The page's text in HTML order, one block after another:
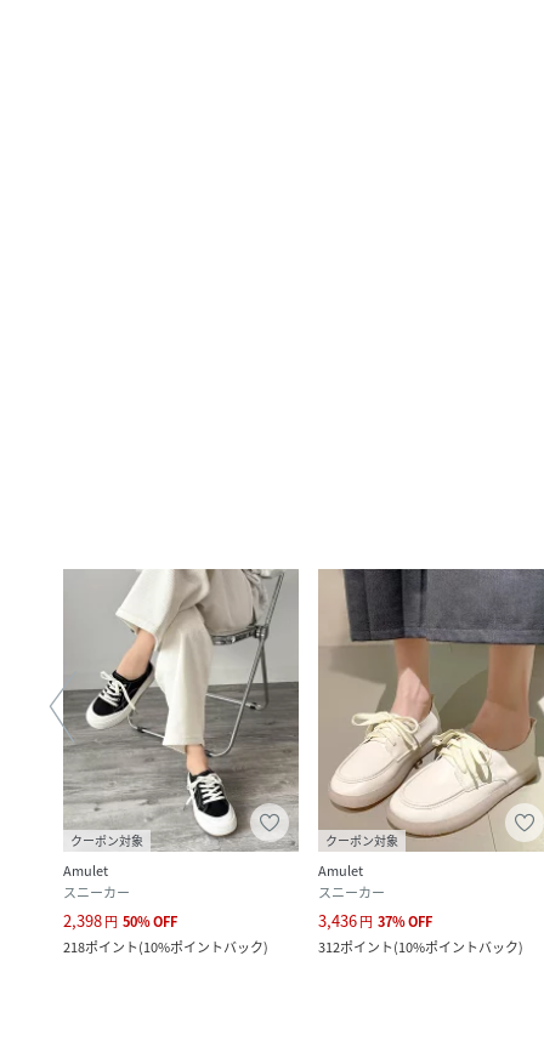
クーポン対象
Amulet
スニーカー
2,398円 50%OFF
218ポイント(10%ポイントバック)
クーポン対象
Amulet
スニーカー
3,436円 37%OFF
312ポイント(10%ポイントバック)